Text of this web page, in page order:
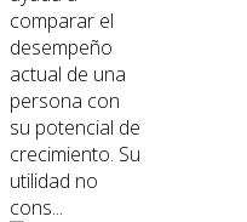
comparar el
desempeño
actual de una
persona con
su potencial de
crecimiento. Su
utilidad no
cons...